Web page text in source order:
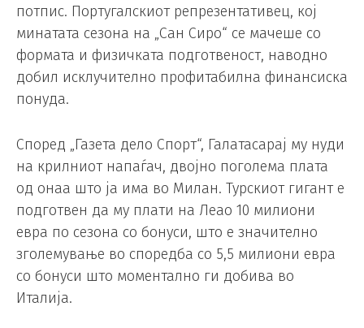
потпис. Португалскиот репрезентативец, кој
минатата сезона на „Сан Сиро“ се мачеше со
формата и физичката подготвеност, наводно
добил исклучително профитабилна финансиска
понуда.
Според „Газета дело Спорт“, Галатасарај му нуди
на крилниот напаѓач, двојно поголема плата
од онаа што ја има во Милан. Турскиот гигант е
подготвен да му плати на Леао 10 милиони
евра по сезона со бонуси, што е значително
зголемување во споредба со 5,5 милиони евра
со бонуси што моментално ги добива во
Италија.